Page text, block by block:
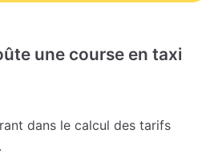
une course en taxi
dans le calcul des tarifs